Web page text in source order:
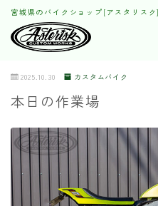
宮城県のバイクショップ[アスタリスク]
2025.10.30 カスタムバイク
本日の作業場